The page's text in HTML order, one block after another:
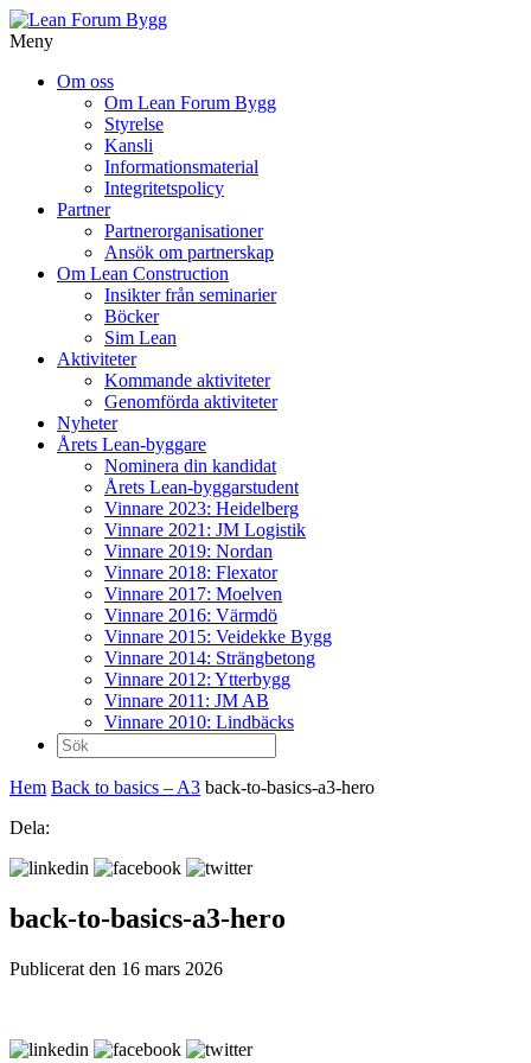
Meny
Om oss
Om Lean Forum Bygg
Styrelse
Kansli
Informationsmaterial
Integritetspolicy
Partner
Partnerorganisationer
Ansök om partnerskap
Om Lean Construction
Insikter från seminarier
Böcker
Sim Lean
Aktiviteter
Kommande aktiviteter
Genomförda aktiviteter
Nyheter
Årets Lean-byggare
Nominera din kandidat
Årets Lean-byggarstudent
Vinnare 2023: Heidelberg
Vinnare 2021: JM Logistik
Vinnare 2019: Nordan
Vinnare 2018: Flexator
Vinnare 2017: Moelven
Vinnare 2016: Värmdö
Vinnare 2015: Veidekke Bygg
Vinnare 2014: Strängbetong
Vinnare 2012: Ytterbygg
Vinnare 2011: JM AB
Vinnare 2010: Lindbäcks
Sök
efter:
Hem Back to basics – A3 back-to-basics-a3-hero
Dela:
back-to-basics-a3-hero
Publicerat den 16 mars 2026